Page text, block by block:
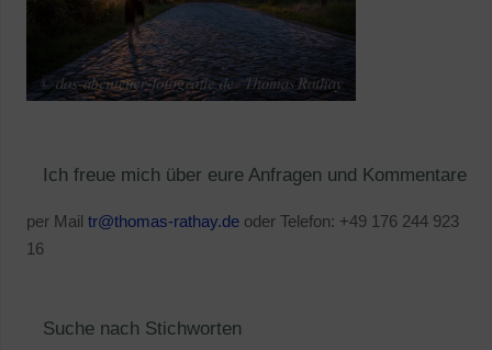
Ich freue mich über eure Anfragen und Kommentare
per Mail tr@thomas-rathay.deoder Telefon: +49 176 244 923
16
Suche nach Stichworten